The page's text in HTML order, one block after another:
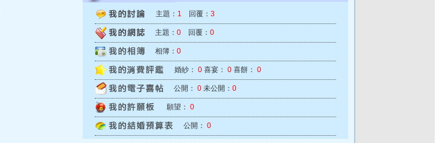
主題： 1 回覆： 3
主題： 0 回覆： 0
相簿： 0
婚紗： 0 喜宴： 0 喜餅： 0
公開： 0 未公開： 0
願望： 0
公開： 0